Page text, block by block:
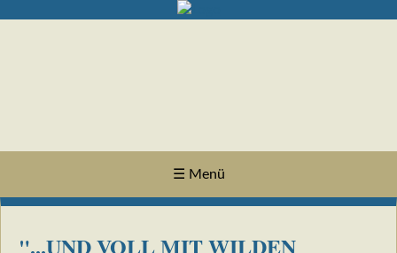
☰ Menü
"...UND VOLL MIT WILDEN